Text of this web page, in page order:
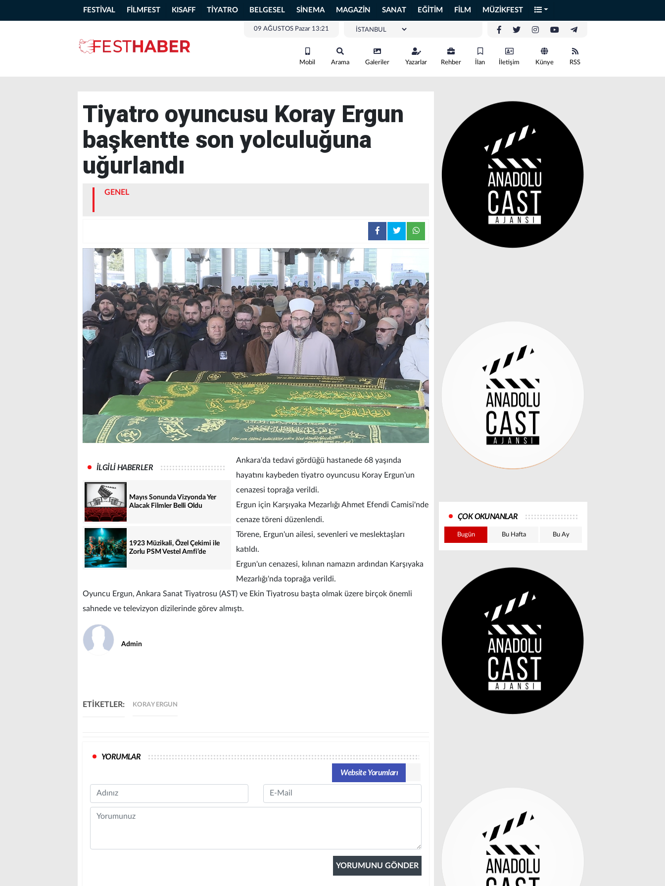
FESTİVAL FİLMFEST KISAFF TİYATRO BELGESEL SİNEMA MAGAZİN SANAT EĞİTİM FİLM MÜZİKFEST
09 AĞUSTOS Pazar 13:21
Mobil Arama Galeriler Yazarlar Rehber İlan İletişim Künye RSS
Tiyatro oyuncusu Koray Ergun
başkentte son yolculuğuna
uğurlandı
GENEL
İLGİLİ HABERLER
Mayıs Sonunda Vizyonda Yer
Alacak Filmler Belli Oldu
1923 Müzikali, Özel Çekimi ile
Zorlu PSM Vestel Amfi’de
Ankara'da tedavi gördüğü hastanede 68 yaşında
hayatını kaybeden tiyatro oyuncusu Koray Ergun'un
cenazesi toprağa verildi.
Ergun için Karşıyaka Mezarlığı Ahmet Efendi Camisi'nde
cenaze töreni düzenlendi.
Törene, Ergun'un ailesi, sevenleri ve meslektaşları
katıldı.
Ergun'un cenazesi, kılınan namazın ardından Karşıyaka
Mezarlığı'nda toprağa verildi.
Oyuncu Ergun, Ankara Sanat Tiyatrosu (AST) ve Ekin Tiyatrosu başta olmak üzere birçok önemli
sahnede ve televizyon dizilerinde görev almıştı.
Admin
ETİKETLER: KORAY ERGUN
YORUMLAR
Website Yorumları
Name Email
Comment
ÇOK OKUNANLAR
Bugün Bu Hafta Bu Ay